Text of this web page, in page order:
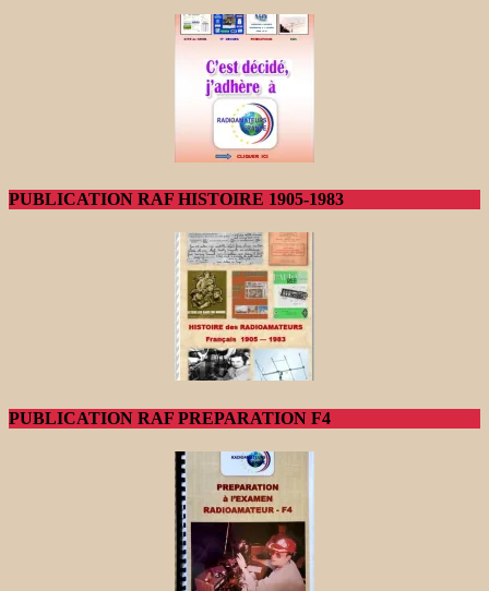
PUBLICATION RAF HISTOIRE 1905-1983
PUBLICATION RAF PREPARATION F4